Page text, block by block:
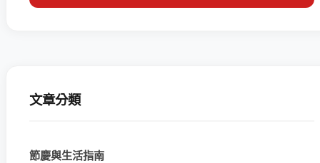
文章分類
節慶與生活指南